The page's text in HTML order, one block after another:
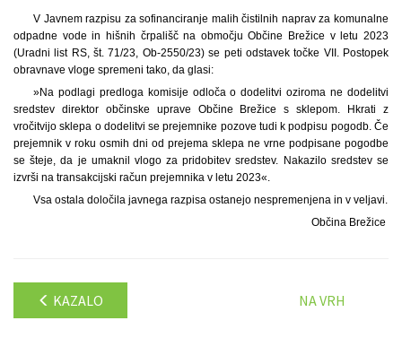
V Javnem razpisu za sofinanciranje malih čistilnih naprav za komunalne
odpadne vode in hišnih črpališč na območju Občine Brežice v letu 2023
(Uradni list RS, št. 71/23, Ob-2550/23) se peti odstavek točke VII. Postopek
obravnave vloge spremeni tako, da glasi:
»Na podlagi predloga komisije odloča o dodelitvi oziroma ne dodelitvi
sredstev direktor občinske uprave Občine Brežice s sklepom. Hkrati z
vročitvijo sklepa o dodelitvi se prejemnike pozove tudi k podpisu pogodb. Če
prejemnik v roku osmih dni od prejema sklepa ne vrne podpisane pogodbe
se šteje, da je umaknil vlogo za pridobitev sredstev. Nakazilo sredstev se
izvrši na transakcijski račun prejemnika v letu 2023«.
Vsa ostala določila javnega razpisa ostanejo nespremenjena in v veljavi.
Občina Brežice
KAZALO NA VRH